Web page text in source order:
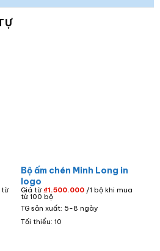
từ
Bộ ấm chén Minh Long in
logo
Giá từ₫1.500.000 /1 bộ khi mua
từ 100 bộ
TG sản xuất: 5-8 ngày
Tối thiểu: 10